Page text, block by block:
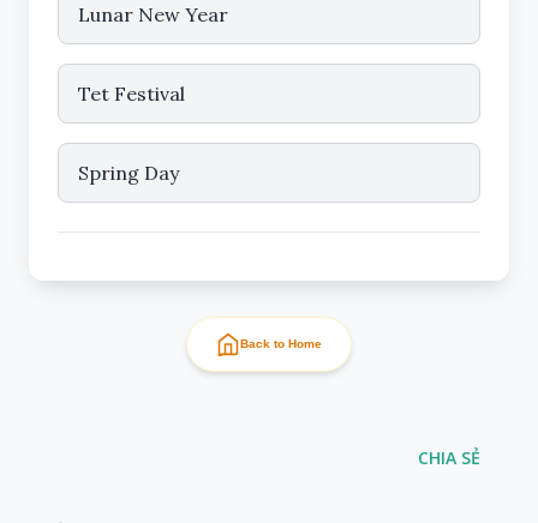
Lunar New Year
Tet Festival
Spring Day
Back to Home
CHIA SẺ